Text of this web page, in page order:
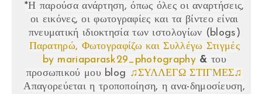
*Η παρούσα ανάρτηση, όπως όλες οι αναρτήσεις,
οι εικόνες, οι φωτογραφίες και τα βίντεο είναι
πνευματική ιδιοκτησία των ιστολογίων (blogs)
Παρατηρώ, Φωτογραφίζω και Συλλέγω Στιγμές
by mariaparask29_photography & του
προσωπικού μου blog ♫ΣΥΛΛΕΓΩ ΣΤΙΓΜΕΣ♫
Απαγορεύεται η τροποποίηση, η ανα-δημοσίευση,